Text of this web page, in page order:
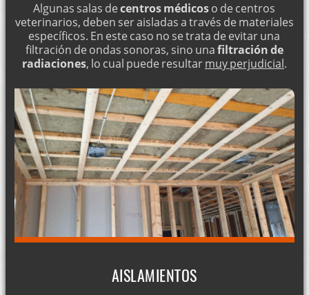
Algunas salas decentros médicoso de centros
veterinarios, deben ser aisladas a través de materiales
específicos. En este caso no se trata de evitar una
filtración de ondas sonoras, sino unafiltración de
radiaciones, lo cual puede resultarmuy perjudicial.
AISLAMIENTOS